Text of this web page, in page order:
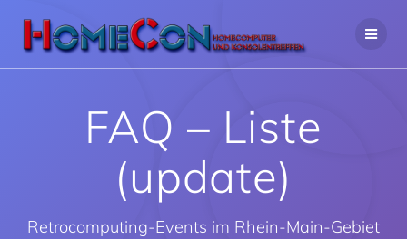
Inhalt
springen
FAQ – Liste
(update)
Retrocomputing-Events im Rhein-Main-Gebiet